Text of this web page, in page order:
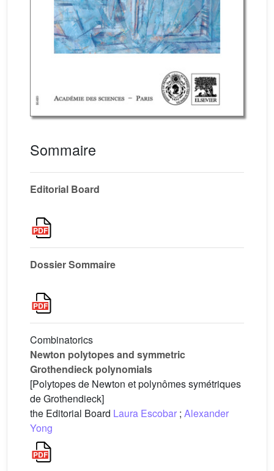
Sommaire
Editorial Board
Dossier Sommaire
Combinatorics
Newton polytopes and symmetric
Grothendieck polynomials
[Polytopes de Newton et polynômes symétriques
de Grothendieck]
the Editorial Board Laura Escobar ; Alexander
Yong